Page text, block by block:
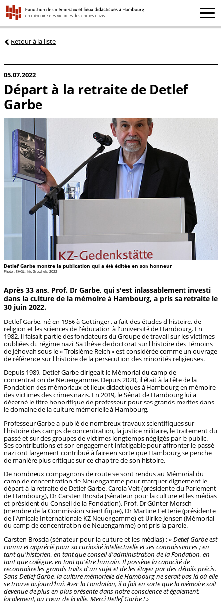
Retour à la liste
05.07.2022
Départ à la retraite de Detlef
Garbe
Detlef Garbe montre la publication qui a été éditée en son honneur
Photo : SHGL, Iris Groschek, 2022
Après 33 ans, Prof. Dr Garbe, qui s'est inlassablement investi
dans la culture de la mémoire à Hambourg, a pris sa retraite le
30 juin 2022.
Detlef Garbe, né en 1956 à Göttingen, a fait des études d'histoire, de
religion et les sciences de l'éducation à l'université de Hambourg. En
1982, il faisait partie des fondateurs du Groupe de travail sur les victimes
oubliées du régime nazi. Sa thèse de doctorat sur l'histoire des Témoins
de Jéhovah sous le « Troisième Reich » est considérée comme un ouvrage
de référence sur l'histoire de la persécution des minorités religieuses.
Depuis 1989, Detlef Garbe dirigeait le Mémorial du camp de
concentration de Neuengamme. Depuis 2020, il était à la tête de la
Fondation des mémoriaux et lieux didactiques à Hambourg en mémoire
des victimes des crimes nazis. En 2019, le Sénat de Hambourg lui a
décerné le titre honorifique de professeur pour ses grands mérites dans
le domaine de la culture mémorielle à Hambourg.
Professeur Garbe a publié de nombreux travaux scientifiques sur
l'histoire des camps de concentration, la justice militaire, le traitement du
passé et sur des groupes de victimes longtemps négligés par le public.
Ses contributions et son engagement infatigable pour affronter le passé
nazi ont largement contribué à faire en sorte que Hambourg se penche
de manière plus critique sur ce chapitre de son histoire.
De nombreux compagnons de route se sont rendus au Mémorial du
camp de concentration de Neuengamme pour marquer dignement le
départ à la retraite de Detlef Garbe. Carola Veit (présidente du Parlement
de Hambourg), Dr Carsten Brosda (sénateur pour la culture et les médias
et président du Conseil de la Fondation), Prof. Dr Günter Morsch
(membre de la Commission scientifique), Dr Martine Letterie (présidente
de l'Amicale Internationale KZ Neuengamme) et Ulrike Jensen (Mémorial
du camp de concentration de Neuengamme) ont pris la parole.
Carsten Brosda (sénateur pour la culture et les médias) :« Detlef Garbe est
connu et apprécié pour sa curiosité intellectuelle et ses connaissances ; en
tant qu'historien, en tant que conseil d'administration de la Fondation, en
tant que collègue, en tant qu'être humain. Il possède la capacité de
reconnaître les grands traits d'un sujet et de les étayer par des détails précis.
Sans Detlef Garbe, la culture mémorielle de Hambourg ne serait pas là où elle
se trouve aujourd’hui. Avec la Fondation, il a fait en sorte que la mémoire soit
devenue de plus en plus présente dans notre conscience et également,
localement, au cœur de la ville. Merci Detlef Garbe ! »